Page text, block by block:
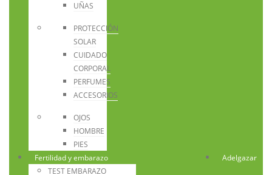
UÑAS
PROTECCIÓN
SOLAR
CUIDADO
CORPORAL
PERFUMES
ACCESORIOS
OJOS
HOMBRE
PIES
Fertilidad y embarazo
TEST EMBARAZO
Adelgazar